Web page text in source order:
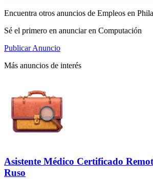
Encuentra otros anuncios de Empleos en
Sé el primero en anunciar en Computación
Publicar Anuncio
Más anuncios de interés
Asistente Médico Certificado
Ruso